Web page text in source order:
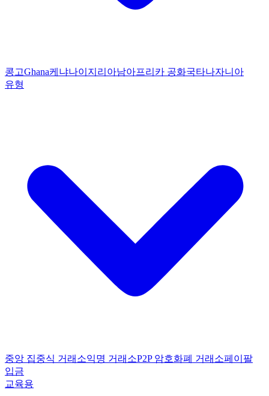
콩고Ghana케냐나이지리아남아프리카 공화국타나자니아
유형
중앙 집중식 거래소익명 거래소P2P 암호화폐 거래소페이팔
입금
교육용